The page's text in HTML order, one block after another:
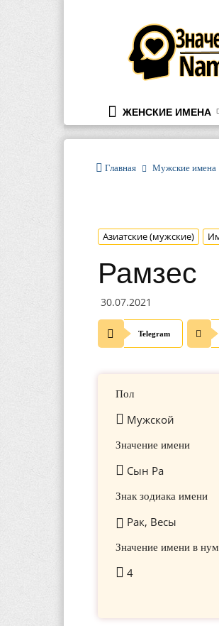
namesdb.ru
ЖЕНСКИЕ ИМЕНА
Главная Мужские имена
Азиатские (мужские)
Рамзес
30.07.2021
Telegram
Пол
Мужской
Значение имени
Сын Ра
Знак зодиака имени
Рак, Весы
Значение имени в
4